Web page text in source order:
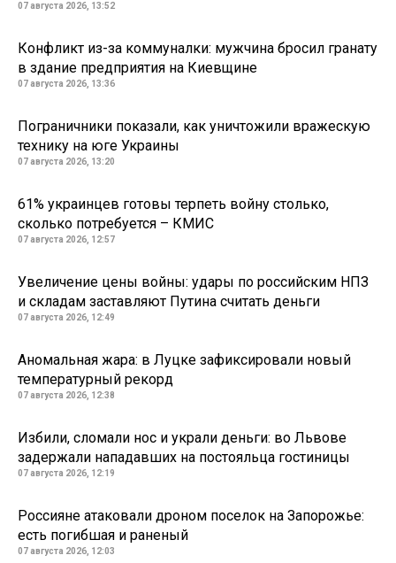
07 августа 2026, 13:52
Конфликт из-за коммуналки: мужчина бросил гранату
в здание предприятия на Киевщине
07 августа 2026, 13:36
Пограничники показали, как уничтожили вражескую
технику на юге Украины
07 августа 2026, 13:20
61% украинцев готовы терпеть войну столько,
сколько потребуется – КМИС
07 августа 2026, 12:57
Увеличение цены войны: удары по российским НПЗ
и складам заставляют Путина считать деньги
07 августа 2026, 12:49
Аномальная жара: в Луцке зафиксировали новый
температурный рекорд
07 августа 2026, 12:38
Избили, сломали нос и украли деньги: во Львове
задержали нападавших на постояльца гостиницы
07 августа 2026, 12:19
Россияне атаковали дроном поселок на Запорожье:
есть погибшая и раненый
07 августа 2026, 12:03